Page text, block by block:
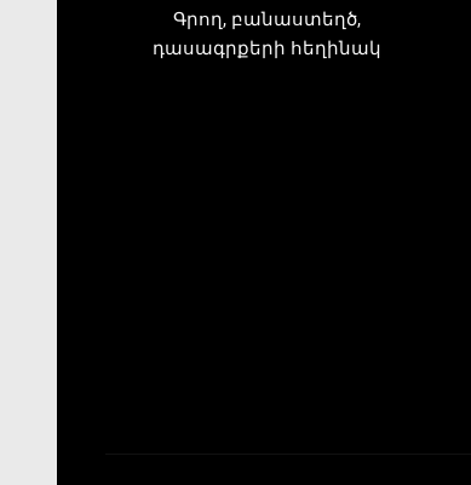
Գրող, բանաստեղծ,
դասագրքերի հեղինակ